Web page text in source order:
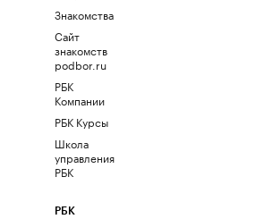
Знакомства
Сайт
знакомств
podbor.ru
РБК
Компании
РБК Курсы
Школа
управления
РБК
РБК